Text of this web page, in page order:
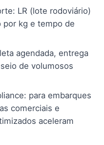
LR (lote rodoviário)
por kg e tempo de
agendada, entrega
de volumosos
para embarques
comerciais e
aceleram